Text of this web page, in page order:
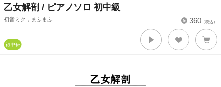
乙女解剖 / ピアノソロ 初中級
初音ミク，まふまふ 360 （税込）